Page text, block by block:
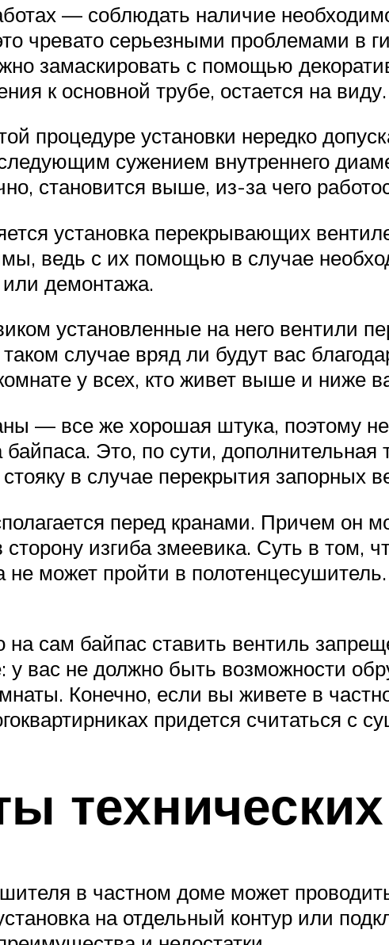
— соблюдать наличие
чревато серьезными проблемами в
замаскировать с помощью
к основной трубе, остается на виду.
процедуре установки нередко
сужением внутреннего
становится выше, из-за чего
установка перекрывающих
ведь с их помощью в случае
демонтажа.
установленные на него вентили
случае вряд ли будут вас
у всех, кто живет выше и ниже
— все же хорошая штука, поэтому
байпаса. Это, по сути,
в случае перекрытия запорных
перед кранами. Причем он
изгиба змеевика. Суть в том,
не может пройти в
на сам байпас ставить вентиль
у вас не должно быть возможности
Конечно, если вы живете в
придется считаться с
в частном доме может
на отдельный контур или